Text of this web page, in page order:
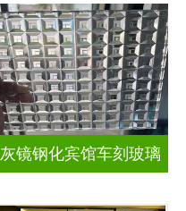
灰镜钢化宾馆车刻玻璃